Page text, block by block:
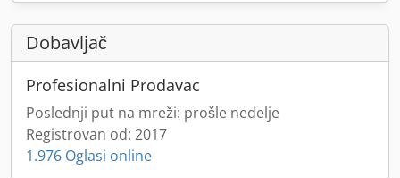
Dobavljač
Profesionalni Prodavac
Poslednji put na mreži: prošle nedelje
Registrovan od: 2017
1.976 Oglasi online